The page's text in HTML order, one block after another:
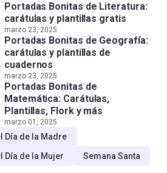
Portadas Bonitas de Literatura:
carátulas y plantillas gratis
marzo 23, 2025
Portadas Bonitas de Geografía:
carátulas y plantillas de
cuadernos
marzo 23, 2025
Portadas Bonitas de
Matemática: Carátulas,
Plantillas, Flork y más
marzo 01, 2025
Día de la Madre
Día de la Mujer
Semana Santa